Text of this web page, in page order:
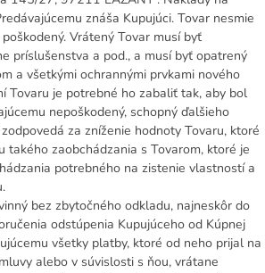
znáša Kupujúci. Tovar nesmie
Vrátený Tovar musí byť
príslušenstva a pod., a musí byť opatrený
a všetkými ochrannými prvkami nového
Tovaru je potrebné ho zabaliť tak, aby bol
nepoškodený, schopný ďalšieho
za zníženie hodnoty Tovaru, ktoré
takého zaobchádzania s Tovarom, ktoré je
potrebného na zistenie vlastností a
bez zbytočného odkladu, najneskôr do
odstúpenia Kupujúceho od Kúpnej
všetky platby, ktoré od neho prijal na
alebo v súvislosti s ňou, vrátane